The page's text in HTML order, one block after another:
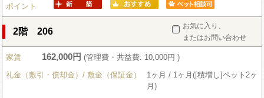
ポイント
お気に入り、
またはお問い合わせ
2階 206
家賃 162,000円 (管理費・共益費: 10,000円 )
礼金（敷引・償却金）/ 敷金（保証金）
1ヶ月 / 1ヶ月([積増し]ペット2ヶ
月)